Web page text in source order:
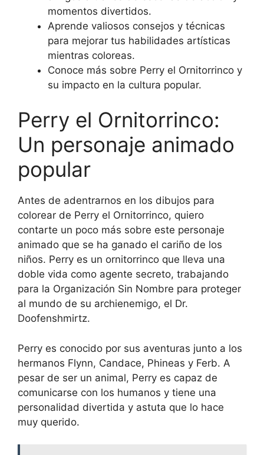
momentos divertidos.
Aprende valiosos consejos y técnicas
para mejorar tus habilidades artísticas
mientras coloreas.
Conoce más sobre Perry el Ornitorrinco y
su impacto en la cultura popular.
Perry el Ornitorrinco:
Un personaje animado
popular
Antes de adentrarnos en los dibujos para
colorear de Perry el Ornitorrinco, quiero
contarte un poco más sobre este personaje
animado que se ha ganado el cariño de los
niños. Perry es un ornitorrinco que lleva una
doble vida como agente secreto, trabajando
para la Organización Sin Nombre para proteger
al mundo de su archienemigo, el Dr.
Doofenshmirtz.
Perry es conocido por sus aventuras junto a los
hermanos Flynn, Candace, Phineas y Ferb. A
pesar de ser un animal, Perry es capaz de
comunicarse con los humanos y tiene una
personalidad divertida y astuta que lo hace
muy querido.